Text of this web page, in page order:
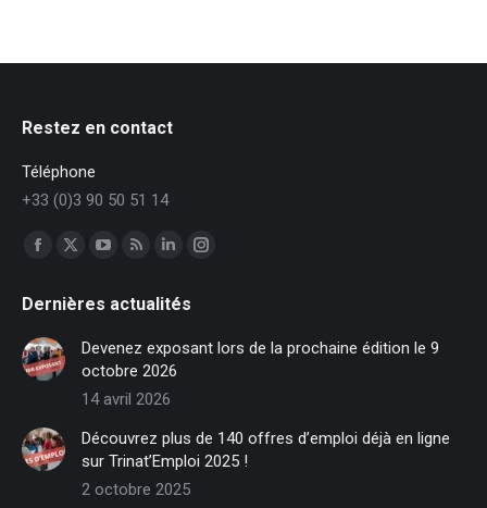
Restez en contact
Téléphone
+33 (0)3 90 50 51 14
Trouvez nous sur :
Facebook
opens
in
new
window
X
opens
new
window
opens
in
new
window
opens
in
new
window
LinkedIn
opens
in
new
window
Instagram
in
Dernières actualités
Devenez exposant lors de la prochaine édition le 9
octobre 2026
14 avril 2026
Découvrez plus de 140 offres d’emploi déjà en ligne
sur Trinat’Emploi 2025 !
2 octobre 2025